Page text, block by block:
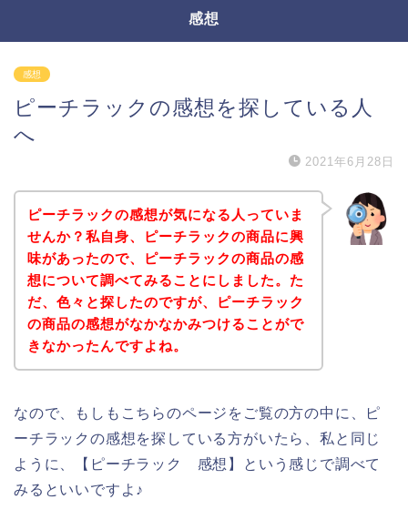
感想
感想
ピーチラックの感想を探している人
へ
2021年6月28日
ピーチラックの感想が気になる人っていま
せんか？私自身、ピーチラックの商品に興
味があったので、ピーチラックの商品の感
想について調べてみることにしました。た
だ、色々と探したのですが、ピーチラック
の商品の感想がなかなかみつけることがで
きなかったんですよね。
なので、もしもこちらのページをご覧の方の中に、ピ
ーチラックの感想を探している方がいたら、私と同じ
ように、【ピーチラック 感想】という感じで調べて
みるといいですよ♪